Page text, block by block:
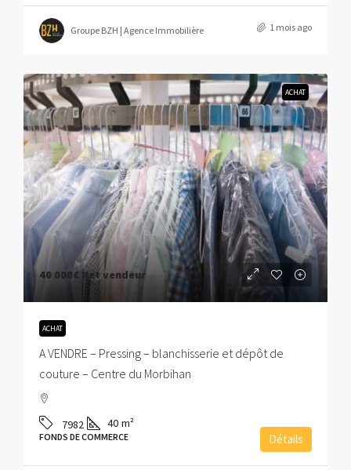
Groupe BZH | Agence Immobilière 1 mois ago
ACHAT
40 000€Net vendeur
ACHAT
A VENDRE – Pressing – blanchisserie et dépôt de
couture – Centre du Morbihan
7982 40 m²
FONDS DE COMMERCE Détails